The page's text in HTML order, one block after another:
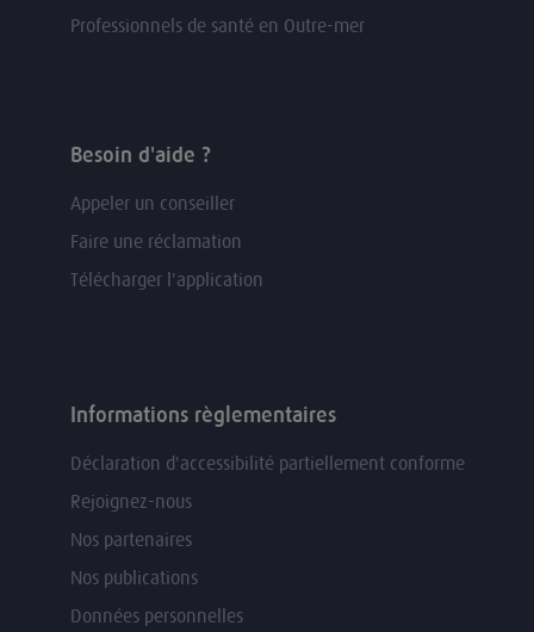
Professionnels de santé en Outre-mer
Besoin d'aide ?
Appeler un conseiller
Faire une réclamation
Télécharger l'application
Informations règlementaires
Déclaration d'accessibilité partiellement conforme
Rejoignez-nous
Nos partenaires
Nos publications
Données personnelles